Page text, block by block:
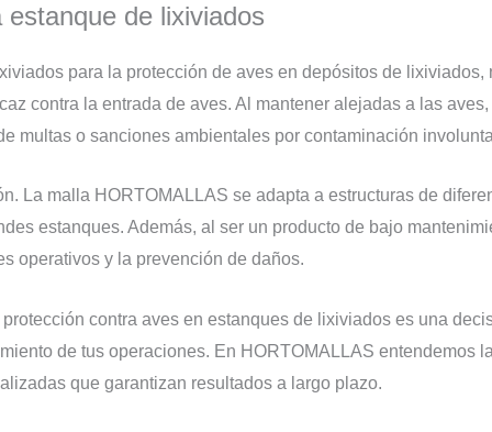
de lixiviados
para la protección de aves en depósitos de lixiviados,
contra la entrada de aves. Al mantener alejadas a las
multas o sanciones ambientales por contaminación
La malla HORTOMALLAS se adapta a estructuras de
estanques. Además, al ser un producto de bajo
operativos y la prevención de daños.
contra aves en estanques de lixiviados es una
de tus operaciones. En HORTOMALLAS entendemos
que garantizan resultados a largo plazo.